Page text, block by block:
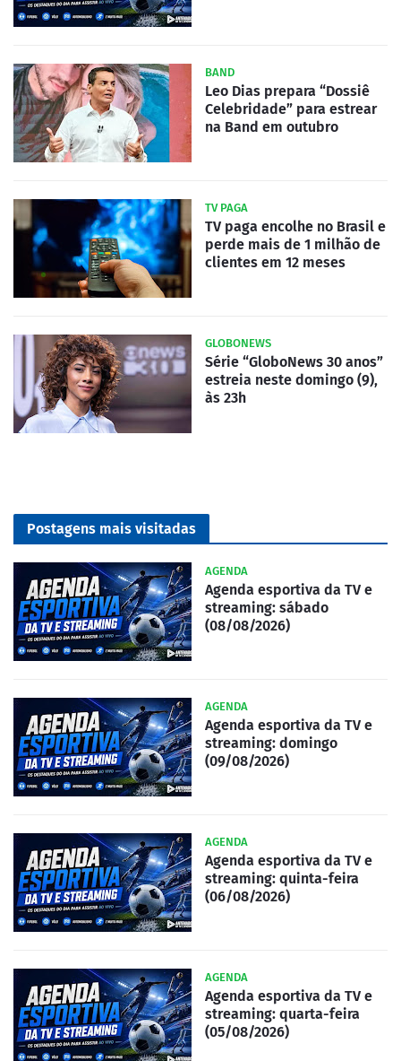
BAND
Leo Dias prepara “Dossiê
Celebridade” para estrear
na Band em outubro
TV PAGA
TV paga encolhe no Brasil e
perde mais de 1 milhão de
clientes em 12 meses
GLOBONEWS
Série “GloboNews 30 anos”
estreia neste domingo (9),
às 23h
Postagens mais visitadas
AGENDA
Agenda esportiva da TV e
streaming: sábado
(08/08/2026)
AGENDA
Agenda esportiva da TV e
streaming: domingo
(09/08/2026)
AGENDA
Agenda esportiva da TV e
streaming: quinta-feira
(06/08/2026)
AGENDA
Agenda esportiva da TV e
streaming: quarta-feira
(05/08/2026)